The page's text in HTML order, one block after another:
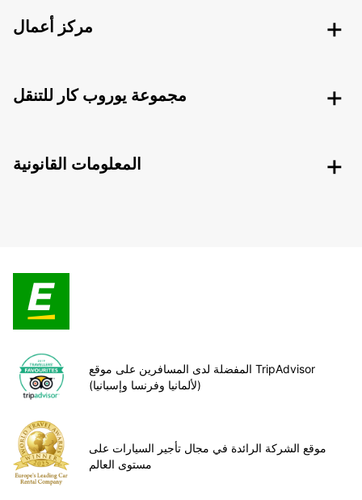
مركز أعمال
مجموعة يوروب كار للتنقل
المعلومات القانونية
المفضلة لدى المسافرين على موقع TripAdvisor
(لألمانيا وفرنسا وإسبانيا)
موقع الشركة الرائدة في مجال تأجير السيارات على
مستوى العالم